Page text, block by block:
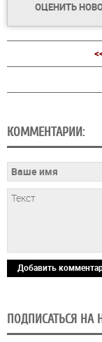
ОЦЕНИТЬ
КОММЕНТАРИИ:
Добавить
ПОДПИСАТЬСЯ НА